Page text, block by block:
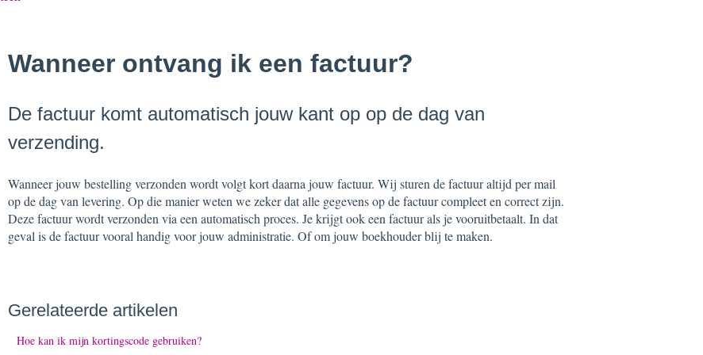
Wanneer ontvang ik een factuur?
De factuur komt automatisch jouw kant op op de dag van
verzending.
Wanneer jouw bestelling verzonden wordt volgt kort daarna jouw factuur. Wij sturen de factuur altijd per mail
op de dag van levering. Op die manier weten we zeker dat alle gegevens op de factuur compleet en correct zijn.
Deze factuur wordt verzonden via een automatisch proces. Je krijgt ook een factuur als je vooruitbetaalt. In dat
geval is de factuur vooral handig voor jouw administratie. Of om jouw boekhouder blij te maken.
Gerelateerde artikelen
Hoe kan ik mijn kortingscode gebruiken?